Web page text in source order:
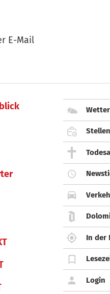
E-Mail
Wetter
In der
Login